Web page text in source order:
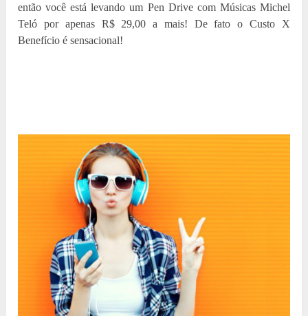
então você está levando um Pen Drive com Músicas Michel
Teló por apenas R$ 29,00 a mais! De fato o Custo X
Benefício é sensacional!